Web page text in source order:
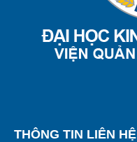
THÔNG TIN LIÊN HỆ